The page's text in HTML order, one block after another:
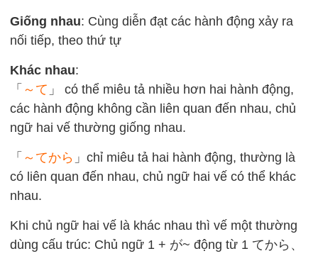
Giống nhau: Cùng diễn đạt các hành động xảy ra
nối tiếp, theo thứ tự
Khác nhau:
「 ～て 」 có thể miêu tả nhiều hơn hai hành động,
các hành động không cần liên quan đến nhau, chủ
ngữ hai vế thường giống nhau.
「 ～てから 」chỉ miêu tả hai hành động, thường là
có liên quan đến nhau, chủ ngữ hai vế có thể khác
nhau.
Khi chủ ngữ hai vế là khác nhau thì vế một thường
dùng cấu trúc: Chủ ngữ 1 + が~ động từ 1 てから、